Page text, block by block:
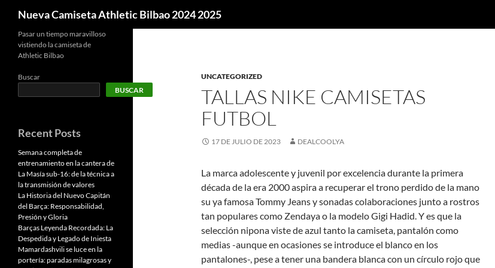
Nueva Camiseta Athletic Bilbao 2024 2025
UNCATEGORIZED
TALLAS NIKE CAMISETAS
FUTBOL
17 DE JULIO DE 2023 DEALCOOLYA
La marca adolescente y juvenil por excelencia durante la primera
década de la era 2000 aspira a recuperar el trono perdido de la mano
su ya famosa Tommy Jeans y sonadas colaboraciones junto a rostros
tan populares como Zendaya o la modelo Gigi Hadid. Y es que la
selección nipona viste de azul tanto la camiseta, pantalón como
medias -aunque en ocasiones se introduce el blanco en los
pantalones-, pese a tener una bandera blanca con un círculo rojo que
Pasar un tiempo maravilloso
vistiendo la camiseta de
Athletic Bilbao
Buscar
BUSCAR
Recent Posts
Semana completa de
entrenamiento en la cantera de
La Masía sub-16: de la técnica a
la transmisión de valores
La Historia del Nuevo Capitán
del Barça: Responsabilidad,
Presión y Gloria
Barças Leyenda Recordada: La
Despedida y Legado de Iniesta
Mamardashvili se luce en la
portería: paradas milagrosas y